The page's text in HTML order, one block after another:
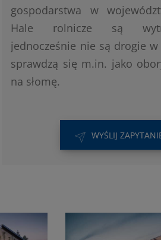
gospodarstwa w
Hale rolnicze są
jednocześnie nie są drogie
sprawdzą się m.in. jako
na słomę.
WYŚLIJ